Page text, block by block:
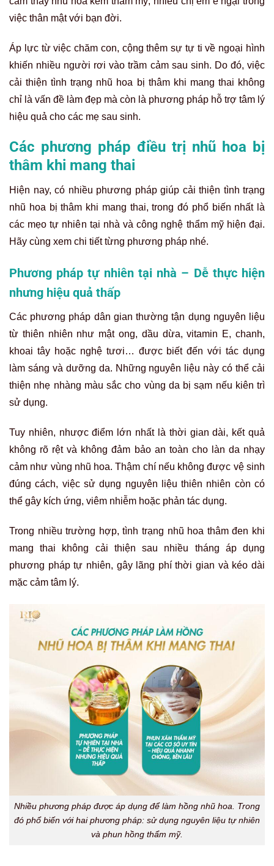
việc thân mật với bạn đời.
Áp lực từ việc chăm con, cộng thêm sự tự ti về ngoại hình
khiến nhiều người rơi vào trầm cảm sau sinh. Do đó, việc
cải thiện tình trạng nhũ hoa bị thâm khi mang thai không
chỉ là vấn đề làm đẹp mà còn là phương pháp hỗ trợ tâm lý
hiệu quả cho các mẹ sau sinh.
Các phương pháp điều trị nhũ hoa bị
thâm khi mang thai
Hiện nay, có nhiều phương pháp giúp cải thiện tình trạng
nhũ hoa bị thâm khi mang thai, trong đó phổ biến nhất là
các mẹo tự nhiên tại nhà và công nghệ thẩm mỹ hiện đại.
Hãy cùng xem chi tiết từng phương pháp nhé.
Phương pháp tự nhiên tại nhà – Dễ thực hiện
nhưng hiệu quả thấp
Các phương pháp dân gian thường tận dụng nguyên liệu
từ thiên nhiên như mật ong, dầu dừa, vitamin E, chanh,
khoai tây hoặc nghệ tươi… được biết đến với tác dụng
làm sáng và dưỡng da. Những nguyên liệu này có thể cải
thiện nhẹ nhàng màu sắc cho vùng da bị sạm nếu kiên trì
sử dụng.
Tuy nhiên, nhược điểm lớn nhất là thời gian dài, kết quả
không rõ rệt và không đảm bảo an toàn cho làn da nhạy
cảm như vùng nhũ hoa. Thậm chí nếu không được vệ sinh
đúng cách, việc sử dụng nguyên liệu thiên nhiên còn có
thể gây kích ứng, viêm nhiễm hoặc phản tác dụng.
Trong nhiều trường hợp, tình trạng nhũ hoa thâm đen khi
mang thai không cải thiện sau nhiều tháng áp dụng
phương pháp tự nhiên, gây lãng phí thời gian và kéo dài
mặc cảm tâm lý.
Nhiều phương pháp được áp dụng để làm hồng nhũ hoa. Trong
đó phổ biến với hai phương pháp: sử dụng nguyên liệu tự nhiên
và phun hồng thẩm mỹ.